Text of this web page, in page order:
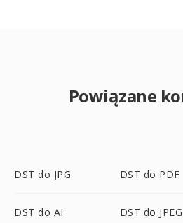
Powiązane
DST do JPG DST do PDF
DST do AI DST do JPEG